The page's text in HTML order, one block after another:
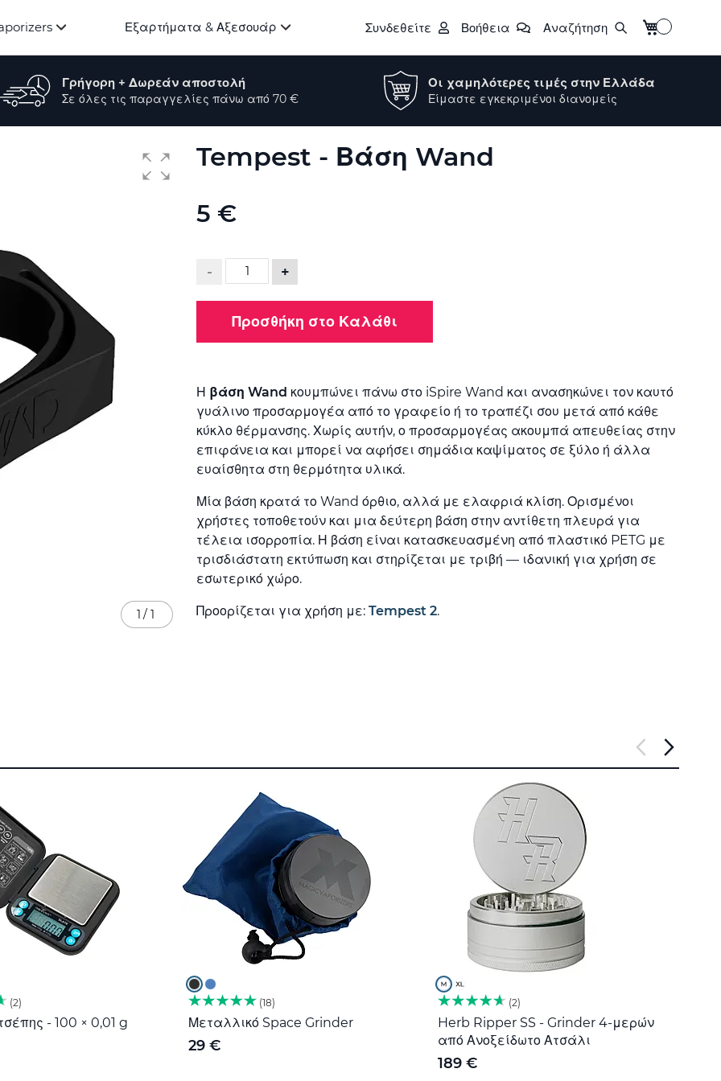
Εξαρτήματα & Αξεσουάρ Συνδεθείτε Βοήθεια Αναζήτηση Το καλάθι
Γρήγορη + Δωρεάν αποστολή
Σε όλες τις παραγγελίες πάνω από 70 €
Οι χαμηλότερες τιμές στην Ελλάδα
Είμαστε εγκεκριμένοι διανομείς
Tempest - Βάση Wand
5 €
- +
Προσθήκη στο Καλάθι
Η βάση Wand κουμπώνει πάνω στο iSpire Wand και ανασηκώνει τον καυτό
γυάλινο προσαρμογέα από το γραφείο ή το τραπέζι σου μετά από κάθε
κύκλο θέρμανσης. Χωρίς αυτήν, ο προσαρμογέας ακουμπά απευθείας στην
επιφάνεια και μπορεί να αφήσει σημάδια καψίματος σε ξύλο ή άλλα
ευαίσθητα στη θερμότητα υλικά.
Μία βάση κρατά το Wand όρθιο, αλλά με ελαφριά κλίση. Ορισμένοι
χρήστες τοποθετούν και μια δεύτερη βάση στην αντίθετη πλευρά για
τέλεια ισορροπία. Η βάση είναι κατασκευασμένη από πλαστικό PETG με
τρισδιάστατη εκτύπωση και στηρίζεται με τριβή — ιδανική για χρήση σε
εσωτερικό χώρο.
Προορίζεται για χρήση με: Tempest 2.
1 / 1
2
- 100 × 0,01 g
18
Μεταλλικό Space Grinder
29 €
2
Herb Ripper SS - Grinder 4-μερών
από Ανοξείδωτο Ατσάλι
189 €